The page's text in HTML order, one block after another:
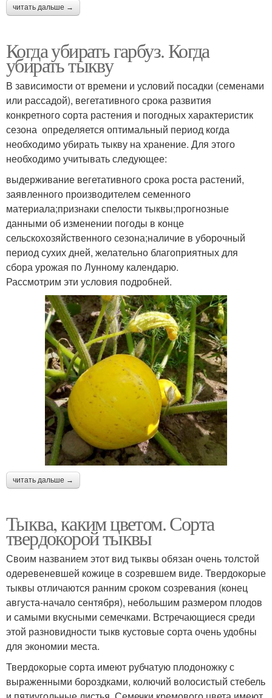
читать дальше →
Когда убирать гарбуз. Когда
убирать тыкву
В зависимости от времени и условий посадки (семенами
или рассадой), вегетативного срока развития
конкретного сорта растения и погодных характеристик
сезона определяется оптимальный период когда
необходимо убирать тыкву на хранение. Для этого
необходимо учитывать следующее:
выдерживание вегетативного срока роста растений,
заявленного производителем семенного
материала;признаки спелости тыквы;прогнозные
данными об изменении погоды в конце
сельскохозяйственного сезона;наличие в уборочный
период сухих дней, желательно благоприятных для
сбора урожая по Лунному календарю.
Рассмотрим эти условия подробней.
читать дальше →
Тыква, каким цветом. Сорта
твердокорой тыквы
Своим названием этот вид тыквы обязан очень толстой
одеревеневшей кожице в созревшем виде. Твердокорые
тыквы отличаются ранним сроком созревания (конец
августа-начало сентября), небольшим размером плодов
и самыми вкусными семечками. Встречающиеся среди
этой разновидности тыкв кустовые сорта очень удобны
для экономии места.
Твердокорые сорта имеют рубчатую плодоножку с
выраженными бороздками, колючий волосистый стебель